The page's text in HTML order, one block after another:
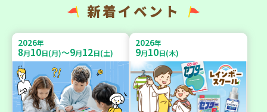
新着イベント
2026年
8月10日(月)～9月12日(土)
2026年
9月10日(木)